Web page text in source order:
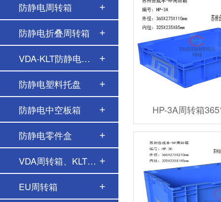
防静电周转箱
防静电折叠周转箱
VDA-KLT防静电周转…
防静电塑料托盘
防静电中空板箱
防静电零件盒
VDA周转箱、KLT周转…
EU周转箱
HP-3A周转箱